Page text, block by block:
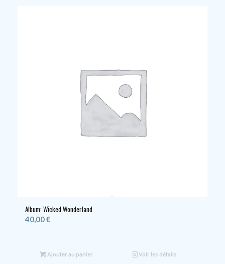
Album: Wicked Wonderland
40,00€
Ajouter au panier Voir les détails